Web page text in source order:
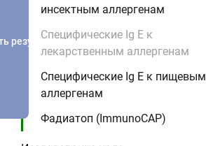
инсектным аллергенам
Специфические Ig E к
лекарственным аллергенам
Специфические Ig E к пищевым
аллергенам
Фадиатоп (ImmunoCAP)
результатов